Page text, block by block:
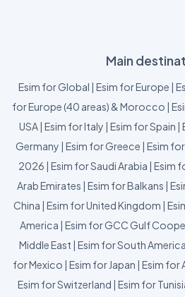
Main
Esim for Global | Esim for Europe |
for Europe (40 areas) & Morocco |
USA| Esim for Italy | Esim for Spain |
Germany | Esim for Greece | Esim
2026 | Esim for Saudi Arabia | Esim
Arab Emirates | Esim for Balkans |
China | Esim for United Kingdom |
America | Esim for GCC Gulf
Middle East | Esim for South America
for Mexico | Esim for Japan | Esim for
Esim for Switzerland | Esim for